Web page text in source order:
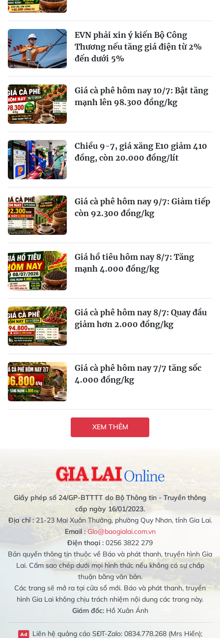
EVN phải xin ý kiến Bộ Công
Thương nếu tăng giá điện từ 2%
đến dưới 5%
Giá cà phê hôm nay 10/7: Bật tăng
mạnh lên 98.300 đồng/kg
Chiều 9-7, giá xăng E10 giảm 410
đồng, còn 20.000 đồng/lít
Giá cà phê hôm nay 9/7: Giảm tiếp
còn 92.300 đồng/kg
Giá hồ tiêu hôm nay 8/7: Tăng
mạnh 4.000 đồng/kg
Giá cà phê hôm nay 8/7: Quay đầu
giảm hơn 2.000 đồng/kg
Giá cà phê hôm nay 7/7 tăng sốc
4.000 đồng/kg
XEM THÊM
Giấy phép số 24/GP-BTTTT do Bộ Thông tin - Truyền thông
cấp ngày 16/01/2023.
Địa chỉ :21-23 Mai Xuân Thưởng, phường Quy Nhơn, tỉnh Gia Lai.
Email : Glo@baogialai.com.vn
Điện thoại : 0256 3822 279
Bản quyền thông tin thuộc về Báo và phát thanh, truyền hình Gia
Lai. Cấm sao chép dưới mọi hình thức nếu không có sự chấp
thuận bằng văn bản.
Các trang sẽ mở ra tại cửa sổ mới. Báo và phát thanh, truyền
hình Gia Lai không chịu trách nhiệm nội dung các trang này.
Giám đốc:Hồ Xuân Ánh
Liên hệ quảng cáo SĐT-Zalo: 0834.778.268 (Mrs Hiền);